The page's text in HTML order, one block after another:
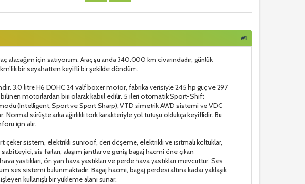
#1
için satıyorum. Araç şu anda 340.000 km civarındadır, günlük
km’lik bir seyahatten keyifli bir şekilde döndüm.
3.0 litre H6 DOHC 24 valf boxer motor, fabrika verisiyle 245 hp güç ve 297
bilinen motorlardan biri olarak kabul edilir. 5 ileri otomatik Sport-Shift
(Intelligent, Sport ve Sport Sharp), VTD simetrik AWD sistemi ve VDC
sürüşte arka ağırlıklı tork karakteriyle yol tutuşu oldukça keyiflidir. Bu
için alır.
sistem, elektrikli sunroof, deri döşeme, elektrikli ve ısıtmalı koltuklar,
sis farları, alaşım jantlar ve geniş bagaj hacmi öne çıkan
yastıkları, ön yan hava yastıkları ve perde hava yastıkları mevcuttur. Ses
ses sistemi bulunmaktadır. Bagaj hacmi, bagaj perdesi altına kadar yaklaşık
kullanışlı bir yükleme alanı sunar.